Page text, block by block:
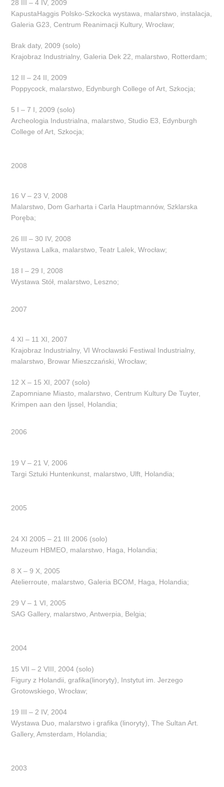
28 III – 4 IV, 2009
KapustaHaggis Polsko-Szkocka wystawa, malarstwo, instalacja,
Galeria G23, Centrum Reanimacji Kultury, Wrocław;
Brak daty, 2009 (solo)
Krajobraz Industrialny, Galeria Dek 22, malarstwo, Rotterdam;
12 II – 24 II, 2009
Poppycock, malarstwo, Edynburgh College of Art, Szkocja;
5 I – 7 I, 2009 (solo)
Archeologia Industrialna, malarstwo, Studio E3, Edynburgh
College of Art, Szkocja;
2008
16 V – 23 V, 2008
Malarstwo, Dom Garharta i Carla Hauptmannów, Szklarska
Poręba;
26 III – 30 IV, 2008
Wystawa Lalka, malarstwo, Teatr Lalek, Wrocław;
18 I – 29 I, 2008
Wystawa Stół, malarstwo, Leszno;
2007
4 XI – 11 XI, 2007
Krajobraz Industrialny, VI Wrocławski Festiwal Industrialny,
malarstwo, Browar Mieszczański, Wrocław;
12 X – 15 XI, 2007 (solo)
Zapomniane Miasto, malarstwo, Centrum Kultury De Tuyter,
Krimpen aan den Ijssel, Holandia;
2006
19 V – 21 V, 2006
Targi Sztuki Huntenkunst, malarstwo, Ulft, Holandia;
2005
24 XI 2005 – 21 III 2006 (solo)
Muzeum HBMEO, malarstwo, Haga, Holandia;
8 X – 9 X, 2005
Atelierroute, malarstwo, Galeria BCOM, Haga, Holandia;
29 V – 1 VI, 2005
SAG Gallery, malarstwo, Antwerpia, Belgia;
2004
15 VII – 2 VIII, 2004 (solo)
Figury z Holandii, grafika(linoryty), Instytut im. Jerzego
Grotowskiego, Wrocław;
19 III – 2 IV, 2004
Wystawa Duo, malarstwo i grafika (linoryty), The Sultan Art.
Gallery, Amsterdam, Holandia;
2003